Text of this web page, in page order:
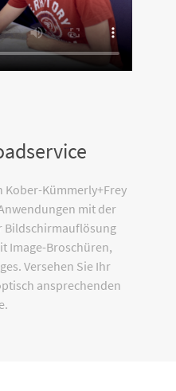
Kümmerly+Frey
mit der
Bildschirmauflösung
Image-Broschüren,
Versehen Sie Ihr
ansprechenden